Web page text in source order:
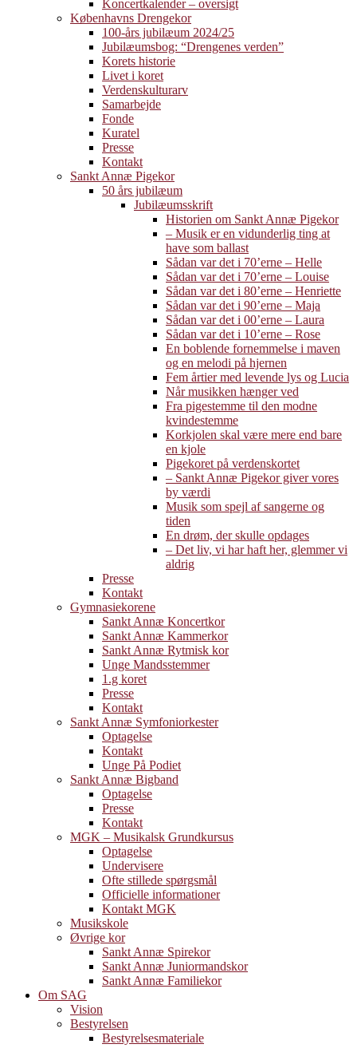
Koncertkalender – oversigt
Københavns Drengekor
100-års jubilæum 2024/25
Jubilæumsbog: “Drengenes verden”
Korets historie
Livet i koret
Verdenskulturarv
Samarbejde
Fonde
Kuratel
Presse
Kontakt
Sankt Annæ Pigekor
50 års jubilæum
Jubilæumsskrift
Historien om Sankt Annæ Pigekor
– Musik er en vidunderlig ting at
have som ballast
Sådan var det i 70’erne – Helle
Sådan var det i 70’erne – Louise
Sådan var det i 80’erne – Henriette
Sådan var det i 90’erne – Maja
Sådan var det i 00’erne – Laura
Sådan var det i 10’erne – Rose
En boblende fornemmelse i maven
og en melodi på hjernen
Fem årtier med levende lys og Lucia
Når musikken hænger ved
Fra pigestemme til den modne
kvindestemme
Korkjolen skal være mere end bare
en kjole
Pigekoret på verdenskortet
– Sankt Annæ Pigekor giver vores
by værdi
Musik som spejl af sangerne og
tiden
En drøm, der skulle opdages
– Det liv, vi har haft her, glemmer vi
aldrig
Presse
Kontakt
Gymnasiekorene
Sankt Annæ Koncertkor
Sankt Annæ Kammerkor
Sankt Annæ Rytmisk kor
Unge Mandsstemmer
1.g koret
Presse
Kontakt
Sankt Annæ Symfoniorkester
Optagelse
Kontakt
Unge På Podiet
Sankt Annæ Bigband
Optagelse
Presse
Kontakt
MGK – Musikalsk Grundkursus
Optagelse
Undervisere
Ofte stillede spørgsmål
Officielle informationer
Kontakt MGK
Musikskole
Øvrige kor
Sankt Annæ Spirekor
Sankt Annæ Juniormandskor
Sankt Annæ Familiekor
Om SAG
Vision
Bestyrelsen
Bestyrelsesmateriale